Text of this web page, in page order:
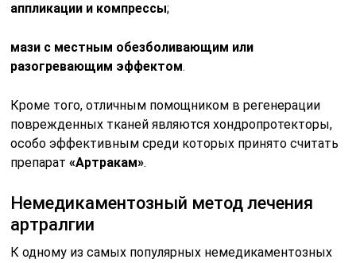
аппликации и компрессы;
мази с местным обезболивающим или
разогревающим эффектом.
Кроме того, отличным помощником в регенерации
поврежденных тканей являются хондропротекторы,
особо эффективным среди которых принято считать
препарат«Артракам».
Немедикаментозный метод лечения
артралгии
К одному из самых популярных немедикаментозных